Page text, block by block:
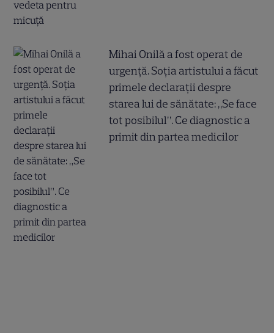
Mihai Onilă a fost operat de
urgență. Soția artistului a făcut
primele declarații despre
starea lui de sănătate: „Se face
tot posibilul”. Ce diagnostic a
primit din partea medicilor